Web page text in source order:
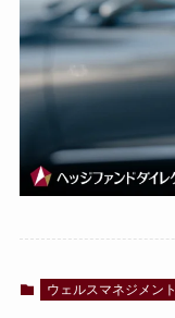
ウェルスマネジメント